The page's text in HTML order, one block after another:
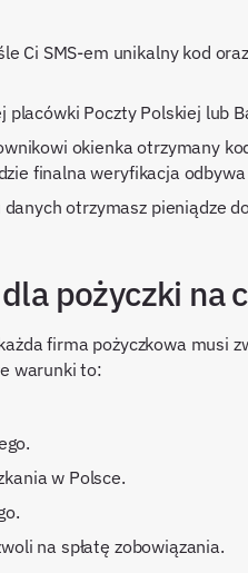
Ci SMS-em unikalny kod
placówki Poczty Polskiej lub
okienka otrzymany
finalna weryfikacja
otrzymasz pieniądze
pożyczki na
firma pożyczkowa musi
warunki to:
w Polsce.
na spłatę zobowiązania.